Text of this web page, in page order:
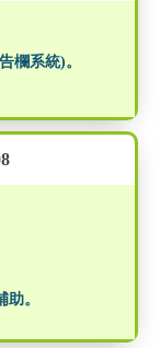
欄系統)。
。